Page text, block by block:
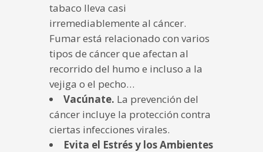
tabaco lleva casi
irremediablemente al cáncer.
Fumar está relacionado con varios
tipos de cáncer que afectan al
recorrido del humo e incluso a la
vejiga o el pecho…
Vacúnate. La prevención del
cáncer incluye la protección contra
ciertas infecciones virales.
Evita el Estrés y los Ambientes